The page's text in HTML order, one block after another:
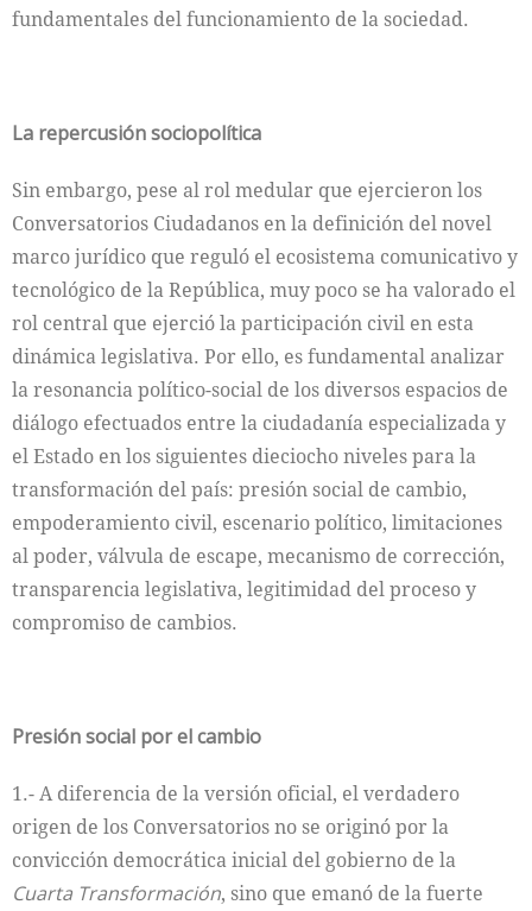
fundamentales del funcionamiento de la sociedad.
La repercusión sociopolítica
Sin embargo, pese al rol medular que ejercieron los
Conversatorios Ciudadanos en la definición del novel
marco jurídico que reguló el ecosistema comunicativo y
tecnológico de la República, muy poco se ha valorado el
rol central que ejerció la participación civil en esta
dinámica legislativa. Por ello, es fundamental analizar
la resonancia político-social de los diversos espacios de
diálogo efectuados entre la ciudadanía especializada y
el Estado en los siguientes dieciocho niveles para la
transformación del país: presión social de cambio,
empoderamiento civil, escenario político, limitaciones
al poder, válvula de escape, mecanismo de corrección,
transparencia legislativa, legitimidad del proceso y
compromiso de cambios.
Presión social por el cambio
1.- A diferencia de la versión oficial, el verdadero
origen de los Conversatorios no se originó por la
convicción democrática inicial del gobierno de la
Cuarta Transformación, sino que emanó de la fuerte